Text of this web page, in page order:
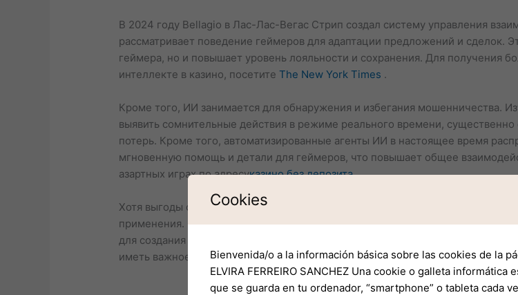
В 2024 году Bellagio в Лас-Лас-Вегас Стрип создал систему управления
рассматривает поведение геймеров для адаптации предложений и сделок.
геймера, но и повышает уровень лояльности и сохранения. Для получения
интеллекте в казино, посетитеThe New York Times .
Кроме того, ИИ занимается для обнаружения и избегания мошенничества.
выявить сомнительные действия в режиме реального времени,
потерь. Кроме того, автоматизированные агенты ИИ в настоящее время
мгновенную помощь и детали для геймеров, что повышает общее
азартных играх по адресуказино без депозита.
Хотя выгоды от ИИ являются существенными, игровые заведения также
применения. Обеспечение конфиденциальности контента и поддержание
для создания доверия с геймерами. Поскольку поле продолжает
иметь важное значение как для менеджеров, так и для игроков.
Cookies
Bienvenida/o a la información básica sobre las cookies de la
ELVIRA FERREIRO SANCHEZ Una cookie o galleta
que se guarda en tu ordenador, “smartphone” o tableta cada